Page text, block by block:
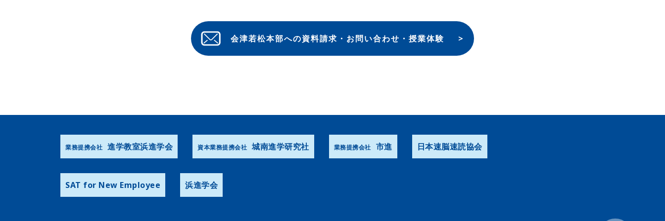
会津若松本部への資料請求・お問い合わせ・授業体験
業務提携会社 進学教室浜進学会 資本業務提携会社 城南進学研究社 業務提携会社 市進 日本速脳速読協会
SAT for New Employee 浜進学会